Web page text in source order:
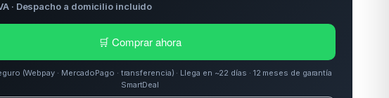
· Despacho a domicilio incluido
🛒 Comprar ahora
(Webpay · MercadoPago · transferencia) · Llega en ~22 días · 12 meses de garantía
SmartDeal